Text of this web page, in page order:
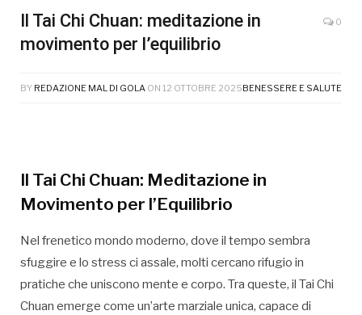
Il Tai Chi Chuan: meditazione in
movimento per l’equilibrio
0
BY REDAZIONE MAL DI GOLA ON 12 OTTOBRE 2025BENESSERE E SALUTE
Il Tai Chi Chuan: Meditazione in
Movimento per l’Equilibrio
Nel frenetico mondo moderno, dove il tempo sembra
sfuggire e lo stress ci assale, molti cercano rifugio in
pratiche che uniscono mente e corpo. Tra queste, il Tai Chi
Chuan emerge come un’arte marziale unica, capace di